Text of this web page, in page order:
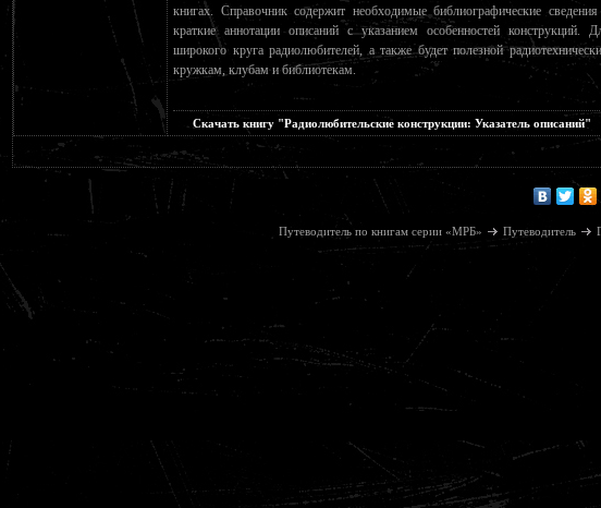
книгах. Справочник содержит необходимые библиографические
краткие аннотации описаний с указанием особенностей конструкций.
широкого круга радиолюбителей, а также будет полезной
кружкам, клубам и библиотекам.
Скачать книгу "Радиолюбительские конструкции: Указатель описаний"
Путеводитель по книгам серии «МРБ» Путеводитель